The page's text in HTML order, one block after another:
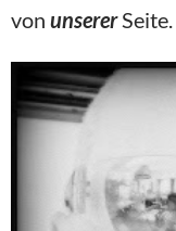
von unsererSeite.